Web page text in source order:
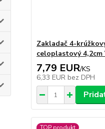
Zakladač 4-
celoplastový 4,2cm
7,79 EUR/KS
6,33 EUR bez DPH